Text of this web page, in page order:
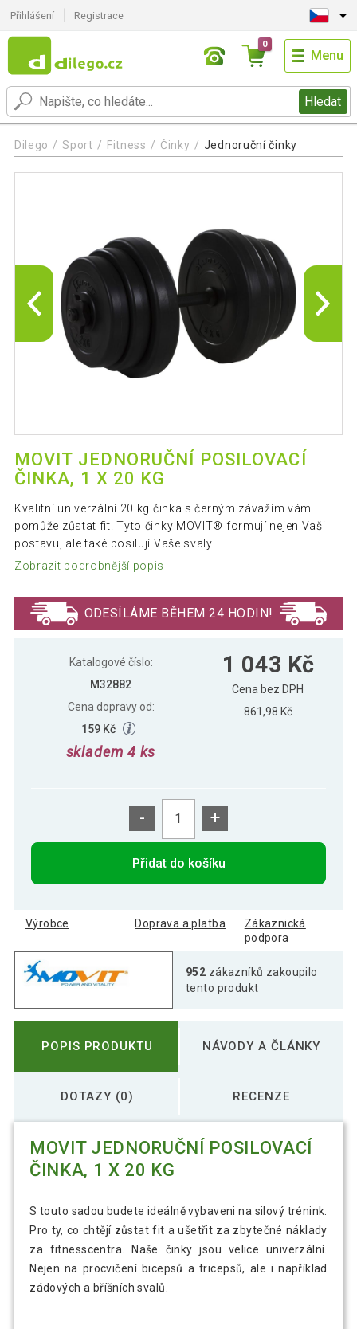
Přihlášení Registrace
Hledat
0
Menu
Dilego Sport Fitness Činky Jednoruční činky
MOVIT JEDNORUČNÍ POSILOVACÍ
ČINKA, 1 X 20 KG
Kvalitní univerzální 20 kg činka s černým závažím vám
pomůže zůstat fit. Tyto činky MOVIT® formují nejen Vaši
postavu, ale také posilují Vaše svaly.
Zobrazit podrobnější popis
ODESÍLÁME BĚHEM 24 HODIN!
Katalogové číslo:
M32882
Cena dopravy od:
159 Kč
skladem 4 ks
1 043 Kč
Cena bez DPH
861,98 Kč
- +
Přidat do košíku
Výrobce Doprava a platba
Zákaznická
podpora
952 zákazníků zakoupilo
tento produkt
POPIS PRODUKTU NÁVODY A ČLÁNKY
DOTAZY (0) RECENZE
MOVIT JEDNORUČNÍ POSILOVACÍ
ČINKA, 1 X 20 KG
S touto sadou budete ideálně vybaveni na silový trénink.
Pro ty, co chtějí zůstat fit a ušetřit za zbytečné náklady
za fitnesscentra. Naše činky jsou velice univerzální.
Nejen na procvičení bicepsů a tricepsů, ale i například
zádových a bříšních svalů.